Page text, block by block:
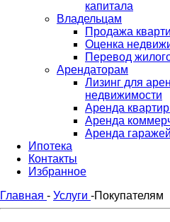
капитала
Владельцам
Продажа
Оценка
Перевод
Арендаторам
Лизинг для
недвижимости
Аренда
Аренда
Аренда гаражей
Ипотека
Контакты
Избранное
Главная - Услуги -Покупателям